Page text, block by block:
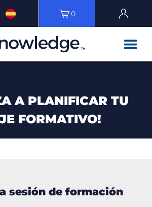
0
A PLANIFICAR TU
FORMATIVO!
sesión de formación